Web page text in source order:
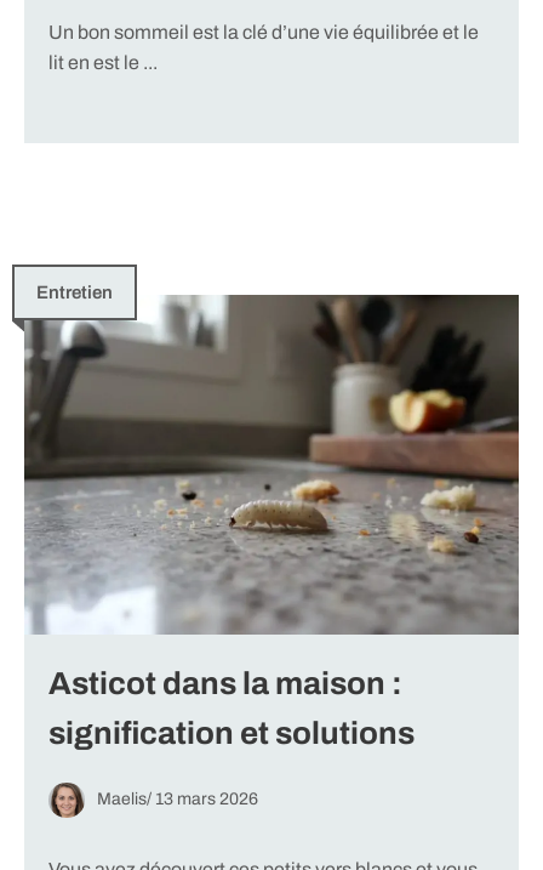
Un bon sommeil est la clé d’une vie équilibrée et le
lit en est le ...
Entretien
Asticot dans la maison :
signification et solutions
Maelis/ 13 mars 2026